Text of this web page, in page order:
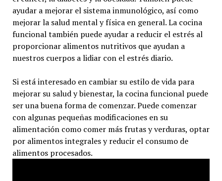
ayudar a mejorar el sistema inmunológico, así como
mejorar la salud mental y física en general. La cocina
funcional también puede ayudar a reducir el estrés al
proporcionar alimentos nutritivos que ayudan a
nuestros cuerpos a lidiar con el estrés diario.
Si está interesado en cambiar su estilo de vida para
mejorar su salud y bienestar, la cocina funcional puede
ser una buena forma de comenzar. Puede comenzar
con algunas pequeñas modificaciones en su
alimentación como comer más frutas y verduras, optar
por alimentos integrales y reducir el consumo de
alimentos procesados.